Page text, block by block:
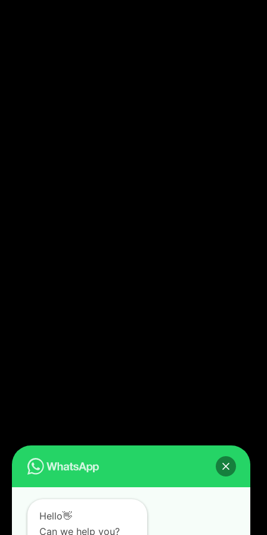
Hello👋
Can we help you?